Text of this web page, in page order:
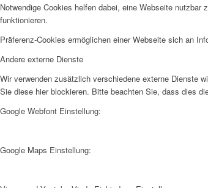
Notwendige Cookies helfen dabei, eine Webseite
funktionieren.
Präferenz-Cookies ermöglichen einer Webseite sich an
Andere externe Dienste
Wir verwenden zusätzlich verschiedene externe Dienste
Sie diese hier blockieren. Bitte beachten Sie, dass dies
Google Webfont Einstellung:
Google Maps Einstellung: